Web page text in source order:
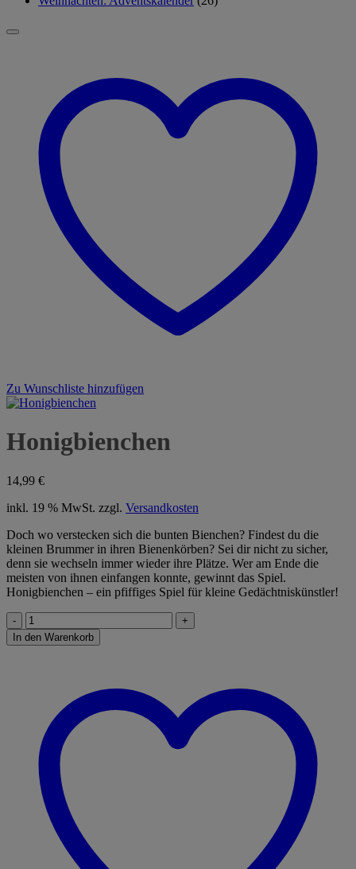
Zu Wunschliste hinzufügen
Honigbienchen
14,99 €
inkl. 19 % MwSt. zzgl. Versandkosten
Doch wo verstecken sich die bunten Bienchen? Findest du die
kleinen Brummer in ihren Bienenkörben? Sei dir nicht zu sicher,
denn sie wechseln immer wieder ihre Plätze. Wer am Ende die
meisten von ihnen einfangen konnte, gewinnt das Spiel.
Honigbienchen – ein pfiffiges Spiel für kleine Gedächtniskünstler!
Honigbienchen
Menge
In den Warenkorb